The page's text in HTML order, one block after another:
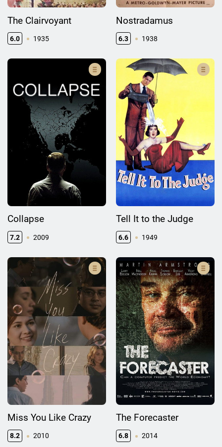
The Clairvoyant
6.0 1935
Nostradamus
6.3 1938
Collapse
7.2 2009
Tell It to the Judge
6.6 1949
Miss You Like Crazy
8.2 2010
The Forecaster
6.8 2014